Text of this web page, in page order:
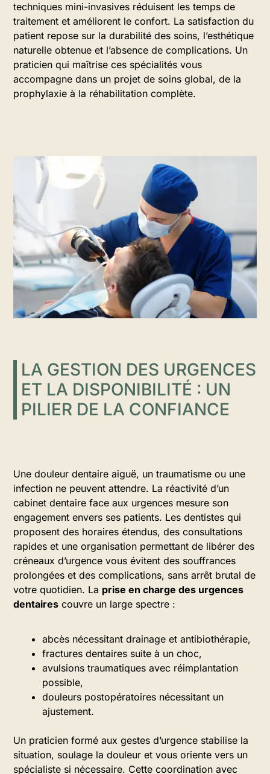
techniques mini-invasives réduisent les temps de
traitement et améliorent le confort. La satisfaction du
patient repose sur la durabilité des soins, l’esthétique
naturelle obtenue et l’absence de complications. Un
praticien qui maîtrise ces spécialités vous
accompagne dans un projet de soins global, de la
prophylaxie à la réhabilitation complète.
LA GESTION DES URGENCES
ET LA DISPONIBILITÉ : UN
PILIER DE LA CONFIANCE
Une douleur dentaire aiguë, un traumatisme ou une
infection ne peuvent attendre. La réactivité d’un
cabinet dentaire face aux urgences mesure son
engagement envers ses patients. Les dentistes qui
proposent des horaires étendus, des consultations
rapides et une organisation permettant de libérer des
créneaux d’urgence vous évitent des souffrances
prolongées et des complications, sans arrêt brutal de
votre quotidien. La prise en charge des urgences
dentaires couvre un large spectre :
abcès nécessitant drainage et antibiothérapie,
fractures dentaires suite à un choc,
avulsions traumatiques avec réimplantation
possible,
douleurs postopératoires nécessitant un
ajustement.
Un praticien formé aux gestes d’urgence stabilise la
situation, soulage la douleur et vous oriente vers un
spécialiste si nécessaire. Cette coordination avec